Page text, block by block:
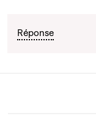
Réponse